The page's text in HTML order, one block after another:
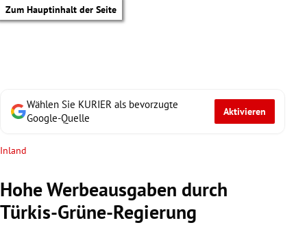
Zum Hauptinhalt der Seite
Wählen Sie KURIER als bevorzugte
Google-Quelle
Aktivieren
Inland
Hohe Werbeausgaben durch
Türkis-Grüne-Regierung